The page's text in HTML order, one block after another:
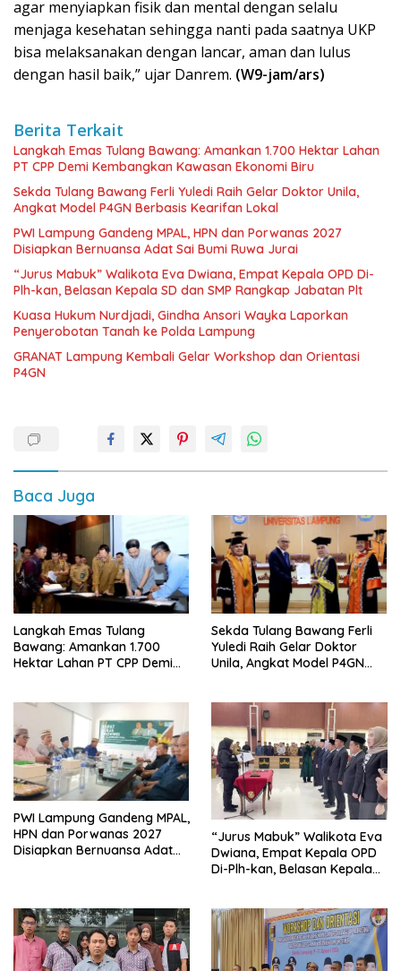
agar menyiapkan fisik dan mental dengan selalu
menjaga kesehatan sehingga nanti pada saatnya UKP
bisa melaksanakan dengan lancar, aman dan lulus
dengan hasil baik,” ujar Danrem. (W9-jam/ars)
Berita Terkait
Langkah Emas Tulang Bawang: Amankan 1.700 Hektar Lahan
PT CPP Demi Kembangkan Kawasan Ekonomi Biru
Sekda Tulang Bawang Ferli Yuledi Raih Gelar Doktor Unila,
Angkat Model P4GN Berbasis Kearifan Lokal
PWI Lampung Gandeng MPAL, HPN dan Porwanas 2027
Disiapkan Bernuansa Adat Sai Bumi Ruwa Jurai
“Jurus Mabuk” Walikota Eva Dwiana, Empat Kepala OPD Di-
Plh-kan, Belasan Kepala SD dan SMP Rangkap Jabatan Plt
Kuasa Hukum Nurdjadi, Gindha Ansori Wayka Laporkan
Penyerobotan Tanah ke Polda Lampung
GRANAT Lampung Kembali Gelar Workshop dan Orientasi
P4GN
Baca Juga
Langkah Emas Tulang
Bawang: Amankan 1.700
Hektar Lahan PT CPP Demi
Sekda Tulang Bawang Ferli
Yuledi Raih Gelar Doktor
Unila, Angkat Model P4GN
PWI Lampung Gandeng MPAL,
HPN dan Porwanas 2027
Disiapkan Bernuansa Adat
“Jurus Mabuk” Walikota Eva
Dwiana, Empat Kepala OPD
Di-Plh-kan, Belasan Kepala